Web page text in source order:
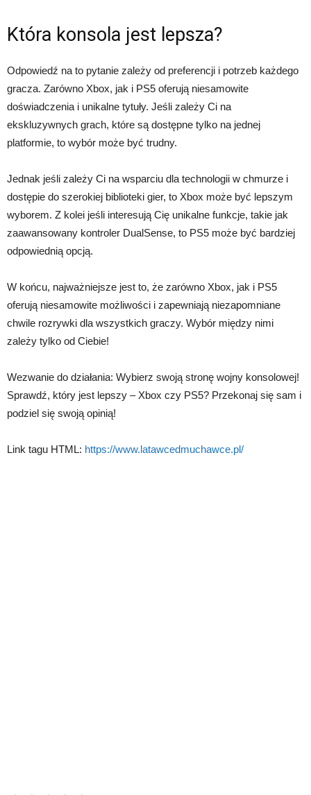
Która konsola jest lepsza?
Odpowiedź na to pytanie zależy od preferencji i potrzeb każdego
gracza. Zarówno Xbox, jak i PS5 oferują niesamowite
doświadczenia i unikalne tytuły. Jeśli zależy Ci na
ekskluzywnych grach, które są dostępne tylko na jednej
platformie, to wybór może być trudny.
Jednak jeśli zależy Ci na wsparciu dla technologii w chmurze i
dostępie do szerokiej biblioteki gier, to Xbox może być lepszym
wyborem. Z kolei jeśli interesują Cię unikalne funkcje, takie jak
zaawansowany kontroler DualSense, to PS5 może być bardziej
odpowiednią opcją.
W końcu, najważniejsze jest to, że zarówno Xbox, jak i PS5
oferują niesamowite możliwości i zapewniają niezapomniane
chwile rozrywki dla wszystkich graczy. Wybór między nimi
zależy tylko od Ciebie!
Wezwanie do działania: Wybierz swoją stronę wojny konsolowej!
Sprawdź, który jest lepszy – Xbox czy PS5? Przekonaj się sam i
podziel się swoją opinią!
Link tagu HTML: https://www.latawcedmuchawce.pl/